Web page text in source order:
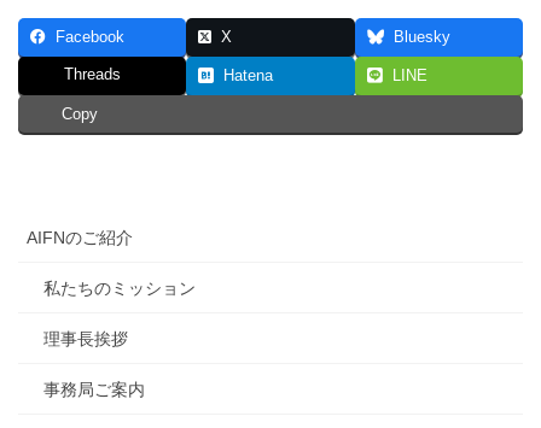
Facebook X Bluesky
Threads Hatena LINE
Copy
AIFNのご紹介
私たちのミッション
理事長挨拶
事務局ご案内